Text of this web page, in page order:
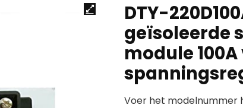
DTY-
geïsoleerde
module
Voer het modelnummer